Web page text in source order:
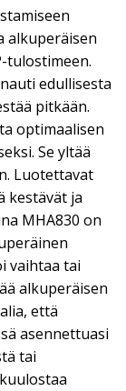
alkuperäisen
tulostimeen.
edullisesta
pitkään.
optimaalisen
Se yltää
Luotettavat
kestävät ja
MHA830 on
vaihtaa tai
alkuperäisen
että
asennettuasi
tai